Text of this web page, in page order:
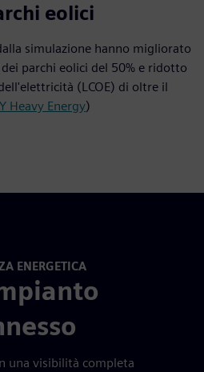
eolici
simulazione hanno migliorato
parchi eolici del 50% e ridotto
(LCOE) di oltre il
Heavy Energy)
ENERGETICA
una visibilità completa